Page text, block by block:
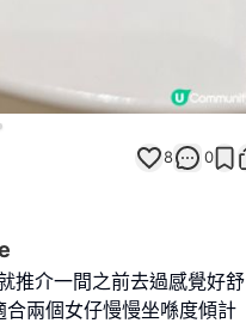
8 0
推介一間之前去過感覺好舒
兩個女仔慢慢坐喺度傾計